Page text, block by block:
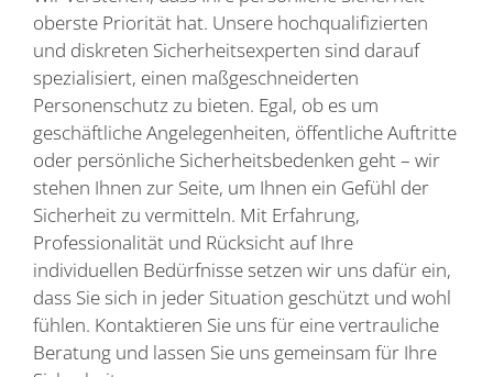
oberste Priorität hat. Unsere hochqualifizierten
und diskreten Sicherheitsexperten sind darauf
spezialisiert, einen maßgeschneiderten
Personenschutz zu bieten. Egal, ob es um
geschäftliche Angelegenheiten, öffentliche Auftritte
oder persönliche Sicherheitsbedenken geht – wir
stehen Ihnen zur Seite, um Ihnen ein Gefühl der
Sicherheit zu vermitteln. Mit Erfahrung,
Professionalität und Rücksicht auf Ihre
individuellen Bedürfnisse setzen wir uns dafür ein,
dass Sie sich in jeder Situation geschützt und wohl
fühlen. Kontaktieren Sie uns für eine vertrauliche
Beratung und lassen Sie uns gemeinsam für Ihre